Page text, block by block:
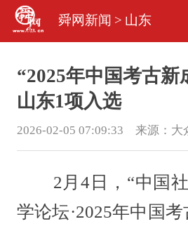
舜网新闻 > 山东
“2025年中国考古新
山东1项入选
2026-02-05 07:09:33 来源： 大
2月4日，“中国社
学论坛·2025年中国